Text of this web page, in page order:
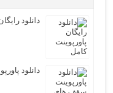
دانلود
دانلود